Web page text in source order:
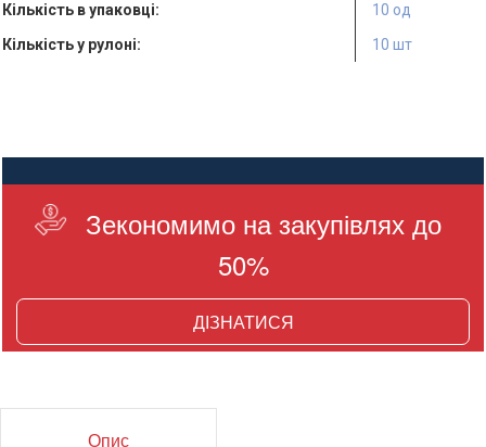
Кількість в упаковці:
10 од
Кількість у рулоні:
10 шт
Зекономимо на закупівлях до
50%
ДІЗНАТИСЯ
Опис